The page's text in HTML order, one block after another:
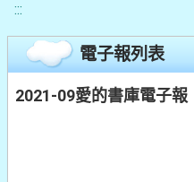
:::
電子報列表
2021-09愛的書庫電子報